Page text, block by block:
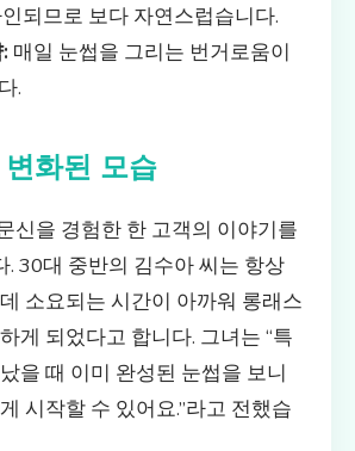
되므로 보다 자연스럽습니다.
매일 눈썹을 그리는 번거로움이
.
화된 모습
신을 경험한 한 고객의 이야기를
. 30대 중반의 김수아 씨는 항상
소요되는 시간이 아까워 롱래스
게 되었다고 합니다. 그녀는 “특
을 때 이미 완성된 눈썹을 보니
시작할 수 있어요.”라고 전했습